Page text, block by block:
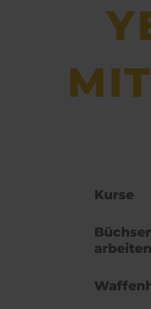
Kurse
arbeiten